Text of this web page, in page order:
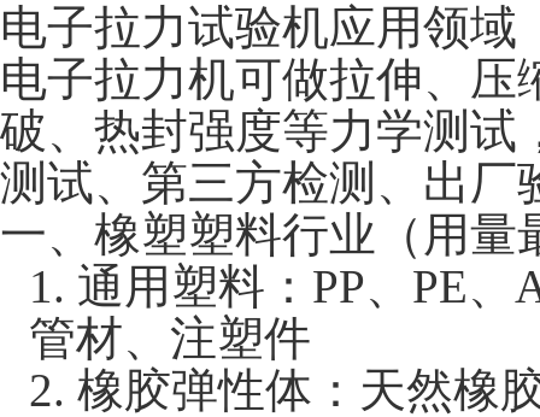
电子拉力试验机应用领域
电子拉力机可做拉伸、
破、热封强度等力学测试
测试、第三方检测、出厂
一、橡塑塑料行业（用量
1. 通用塑料： PP、PE
管材、注塑件
2. 橡胶弹性体：天然橡